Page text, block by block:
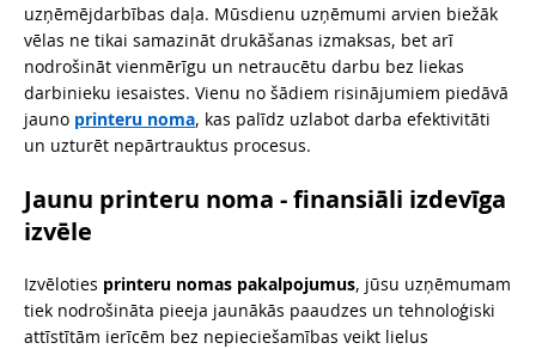
uzņēmējdarbības daļa. Mūsdienu uzņēmumi arvien biežāk
vēlas ne tikai samazināt drukāšanas izmaksas, bet arī
nodrošināt vienmērīgu un netraucētu darbu bez liekas
darbinieku iesaistes. Vienu no šādiem risinājumiem piedāvā
jauno printeru noma, kas palīdz uzlabot darba efektivitāti
un uzturēt nepārtrauktus procesus.
Jaunu printeru noma - finansiāli izdevīga
izvēle
Izvēloties printeru nomas pakalpojumus, jūsu uzņēmumam
tiek nodrošināta pieeja jaunākās paaudzes un tehnoloģiski
attīstītām ierīcēm bez nepieciešamības veikt lielus